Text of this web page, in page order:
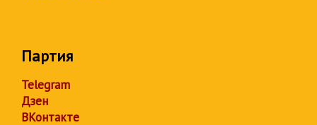
Партия
Telegram
Дзен
ВКонтакте